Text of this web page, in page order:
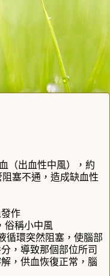
出血性中風），約
塞不通，造成缺血性
作
俗稱小中風
循環突然阻塞，使腦部
，導致那個部位所司
，供血恢復正常，腦